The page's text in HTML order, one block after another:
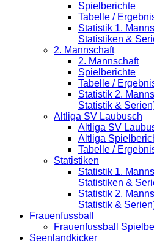
Spielberichte
Tabelle /
Statistik 1.
Statistiken &
2. Mannschaft
2. Mannschaft
Spielberichte
Tabelle /
Statistik 2.
Statistik &
Altliga SV Laubusch
Altliga SV
Altliga
Tabelle /
Statistiken
Statistik 1.
Statistiken &
Statistik 2.
Statistik &
Frauenfussball
Frauenfussball
Seenlandkicker